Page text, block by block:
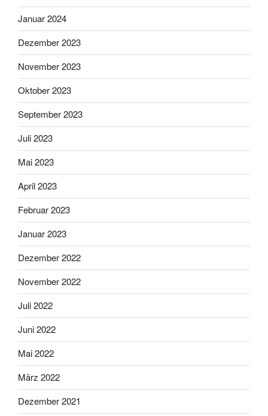
Januar 2024
Dezember 2023
November 2023
Oktober 2023
September 2023
Juli 2023
Mai 2023
April 2023
Februar 2023
Januar 2023
Dezember 2022
November 2022
Juli 2022
Juni 2022
Mai 2022
März 2022
Dezember 2021